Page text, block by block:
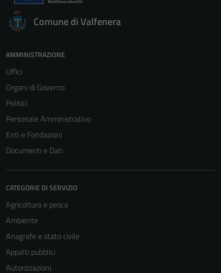
Comune di Valfenera
AMMINISTRAZIONE
Uffici
Organi di Governo
Politici
Personale Amministrativo
Enti e Fondazioni
Documenti e Dati
CATEGORIE DI SERVIZIO
Agricoltura e pesca
Ambiente
Anagrafe e stato civile
Appalti pubblici
Autorizzazioni